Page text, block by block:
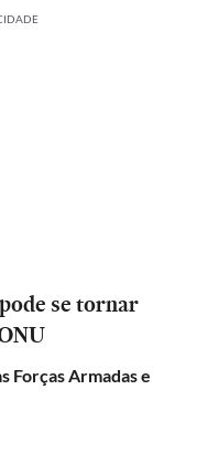
se tornar
Forças Armadas e